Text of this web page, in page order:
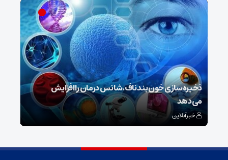
ذخیره‌سازی خون بند ناف، شانس درمان را افزایش
می‌دهد
خبرآنلاین